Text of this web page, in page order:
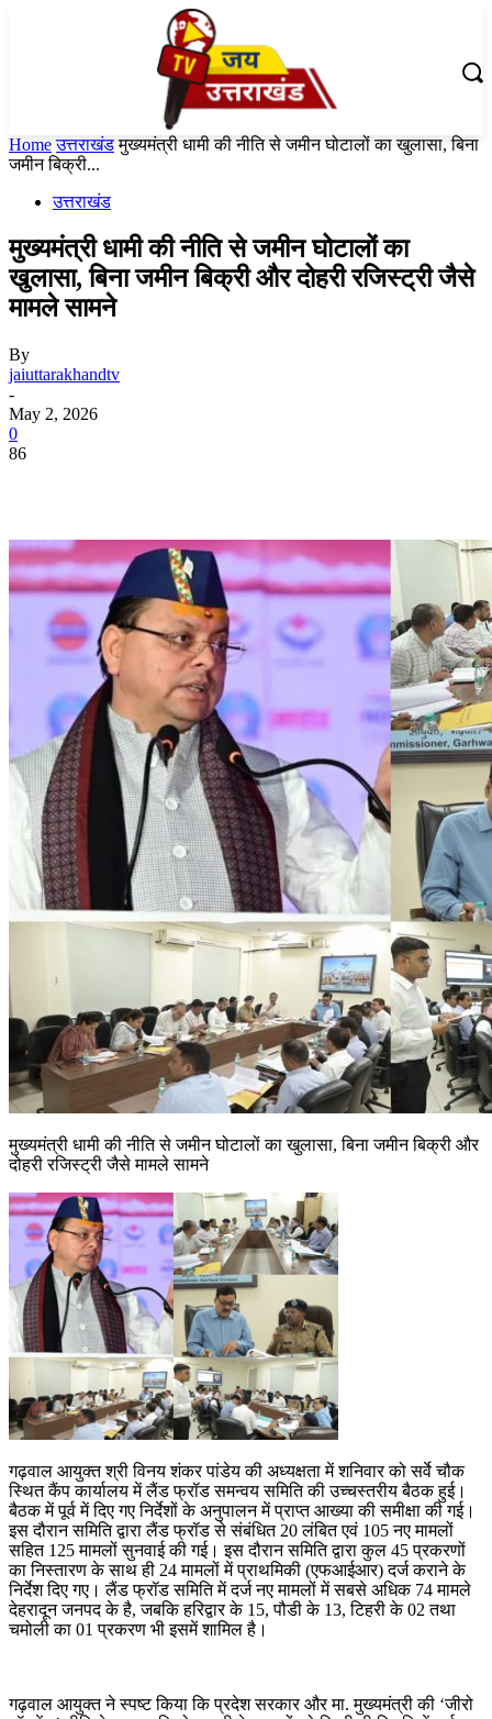
Home उत्तराखंड मुख्यमंत्री धामी की नीति से जमीन घोटालों का खुलासा, बिना
जमीन बिक्री...
उत्तराखंड
मुख्यमंत्री धामी की नीति से जमीन घोटालों का
खुलासा, बिना जमीन बिक्री और दोहरी रजिस्ट्री जैसे
मामले सामने
By
jaiuttarakhandtv
-
May 2, 2026
0
86
मुख्यमंत्री धामी की नीति से जमीन घोटालों का खुलासा, बिना जमीन बिक्री और
दोहरी रजिस्ट्री जैसे मामले सामने
गढ़वाल आयुक्त श्री विनय शंकर पांडेय की अध्यक्षता में शनिवार को सर्वे चौक
स्थित कैंप कार्यालय में लैंड फ्रॉड समन्वय समिति की उच्चस्तरीय बैठक हुई।
बैठक में पूर्व में दिए गए निर्देशों के अनुपालन में प्राप्त आख्या की समीक्षा की गई।
इस दौरान समिति द्वारा लैंड फ्रॉड से संबंधित 20 लंबित एवं 105 नए मामलों
सहित 125 मामलों सुनवाई की गई। इस दौरान समिति द्वारा कुल 45 प्रकरणों
का निस्तारण के साथ ही 24 मामलों में प्राथमिकी (एफआईआर) दर्ज कराने के
निर्देश दिए गए। लैंड फ्रॉड समिति में दर्ज नए मामलों में सबसे अधिक 74 मामले
देहरादून जनपद के है, जबकि हरिद्वार के 15, पौडी के 13, टिहरी के 02 तथा
चमोली का 01 प्रकरण भी इसमें शामिल है।
गढ़वाल आयुक्त ने स्पष्ट किया कि प्रदेश सरकार और मा. मुख्यमंत्री की ‘जीरो